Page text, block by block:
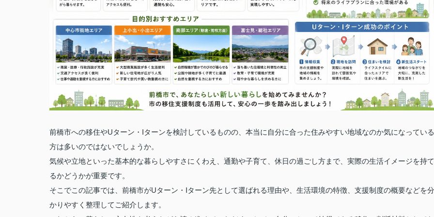
前橋市への移住やUターン・Iターンを検討しているものの、本当に自分に合った住みやすい地域なのか気になっている
方は多いのではないでしょうか。
気候や立地といった基本的な暮らしやすさにくわえ、通勤や子育て、休日の過ごし方まで、実際の生活イメージを持て
るかどうかが重要です。
そこでこの記事では、前橋市がUターン・Iターン先として選ばれる理由や、生活環境の特徴、支援制度の概要などを分
かりやすく整理してご紹介します。